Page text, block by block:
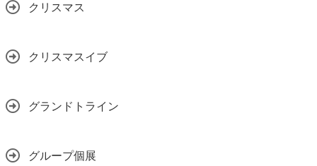
クリスマス
クリスマスイブ
グランドトライン
グループ個展